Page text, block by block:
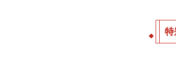
特